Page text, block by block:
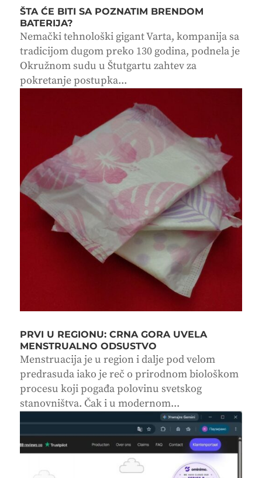
ŠTA ĆE BITI SA POZNATIM BRENDOM
BATERIJA?
Nemački tehnološki gigant Varta, kompanija sa
tradicijom dugom preko 130 godina, podnela je
Okružnom sudu u Štutgartu zahtev za
pokretanje postupka...
PRVI U REGIONU: CRNA GORA UVELA
MENSTRUALNO ODSUSTVO
Menstruacija je u region i dalje pod velom
predrasuda iako je reč o prirodnom biološkom
procesu koji pogađa polovinu svetskog
stanovništva. Čak i u modernom...